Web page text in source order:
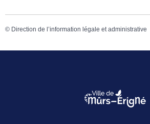
© Direction de l’information légale et administrative